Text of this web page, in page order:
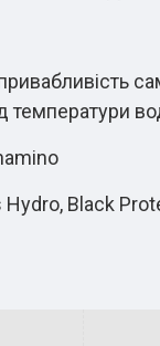
температури
Black